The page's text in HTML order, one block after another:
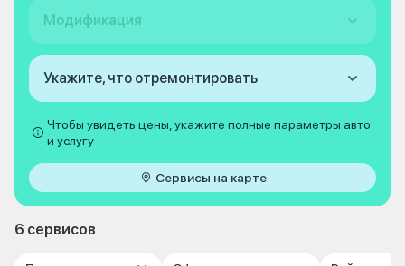
Модификация
Укажите, что отремонтировать
Чтобы увидеть цены, укажите полные параметры авто
и услугу
Сервисы на карте
6 сервисов